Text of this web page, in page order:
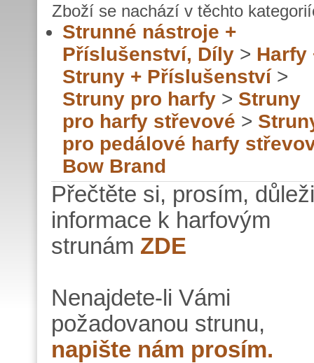
Zboží se nachází v těchto
Strunné nástroje +
Příslušenství, Díly > Harfy
Struny + Příslušenství >
Struny pro harfy > Struny
pro harfy střevové >
pro pedálové harfy
Bow Brand
Přečtěte si, prosím,
informace k harfovým
strunám ZDE
Nenajdete-li Vámi
požadovanou strunu,
napište nám prosím.